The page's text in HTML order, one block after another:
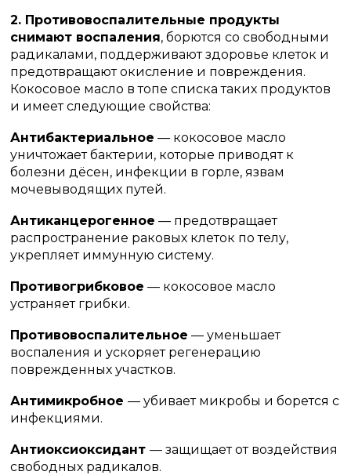
2. Противовоспалительные продукты
снимают воспаления, борются со свободными
радикалами, поддерживают здоровье клеток и
предотвращают окисление и повреждения.
Кокосовое масло в топе списка таких продуктов
и имеет следующие свойства:
Антибактериальное — кокосовое масло
уничтожает бактерии, которые приводят к
болезни дёсен, инфекции в горле, язвам
мочевыводящих путей.
Антиканцерогенное — предотвращает
распространение раковых клеток по телу,
укрепляет иммунную систему.
Противогрибковое — кокосовое масло
устраняет грибки.
Противовоспалительное — уменьшает
воспаления и ускоряет регенерацию
поврежденных участков.
Антимикробное— убивает микробы и борется с
инфекциями.
Антиоксиоксидант— защищает от воздействия
свободных радикалов.